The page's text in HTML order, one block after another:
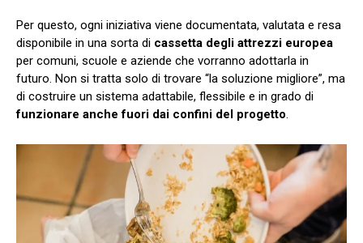
Per questo, ogni iniziativa viene documentata, valutata e resa
disponibile in una sorta di cassetta degli attrezzi europea
per comuni, scuole e aziende che vorranno adottarla in
futuro. Non si tratta solo di trovare “la soluzione migliore”, ma
di costruire un sistema adattabile, flessibile e in grado di
funzionare anche fuori dai confini del progetto.